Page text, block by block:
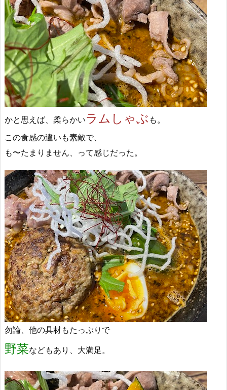
かと思えば、柔らかいラムしゃぶ も。
この食感の違いも素敵で、
も〜たまりません、って感じだった。
勿論、他の具材もたっぷりで
野菜などもあり、大満足。